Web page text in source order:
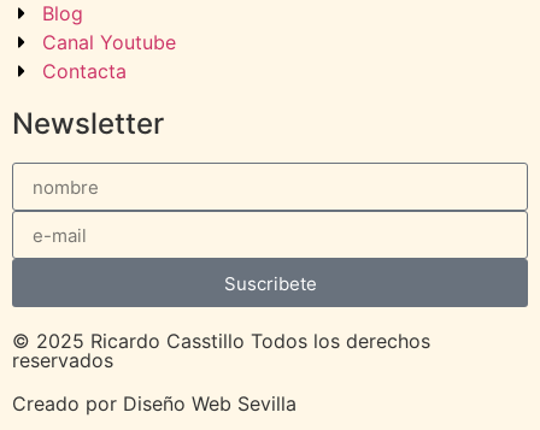
Blog
Canal Youtube
Contacta
Newsletter
Suscribete
© 2025 Ricardo Casstillo Todos los derechos
reservados
Creado por Diseño Web Sevilla